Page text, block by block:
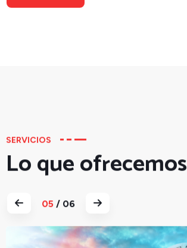
SERVICIOS
Lo que ofrecemos
06 / 06